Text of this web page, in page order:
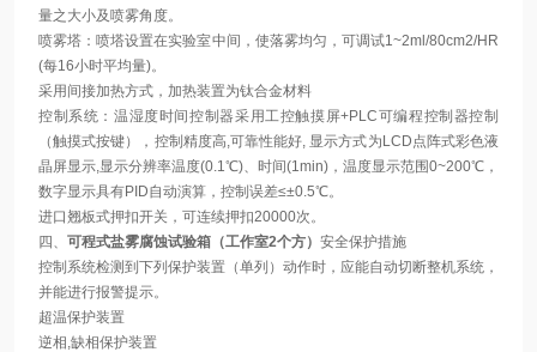
量之大小及喷雾角度。
喷雾塔：喷塔设置在实验室中间，使落雾均匀，可调试1~2ml/80cm2/HR
(每16小时平均量)。
采用间接加热方式，加热装置为钛合金材料
控制系统：温湿度时间控制器采用工控触摸屏+PLC可编程控制器控制
（触摸式按键），控制精度高,可靠性能好, 显示方式为LCD点阵式彩色液
晶屏显示,显示分辨率温度(0.1℃)、时间(1min)，温度显示范围0~200℃，
数字显示具有PID自动演算，控制误差≤±0.5℃。
进口翘板式押扣开关，可连续押扣20000次。
四、 可程式盐雾腐蚀试验箱（工作室2个方） 安全保护措施
控制系统检测到下列保护装置（单列）动作时，应能自动切断整机系统，
并能进行报警提示。
超温保护装置
逆相,缺相保护装置